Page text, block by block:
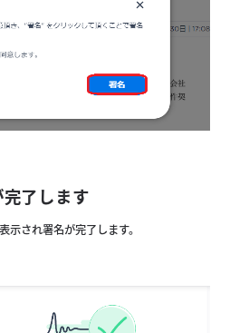
了します
示され署名が完了します。